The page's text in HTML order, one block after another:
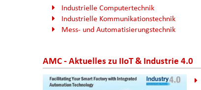
Industrielle Computertechnik
Industrielle Kommunikationstechnik
Mess- und Automatisierungstechnik
AMC - Aktuelles zu IIoT & Industrie 4.0